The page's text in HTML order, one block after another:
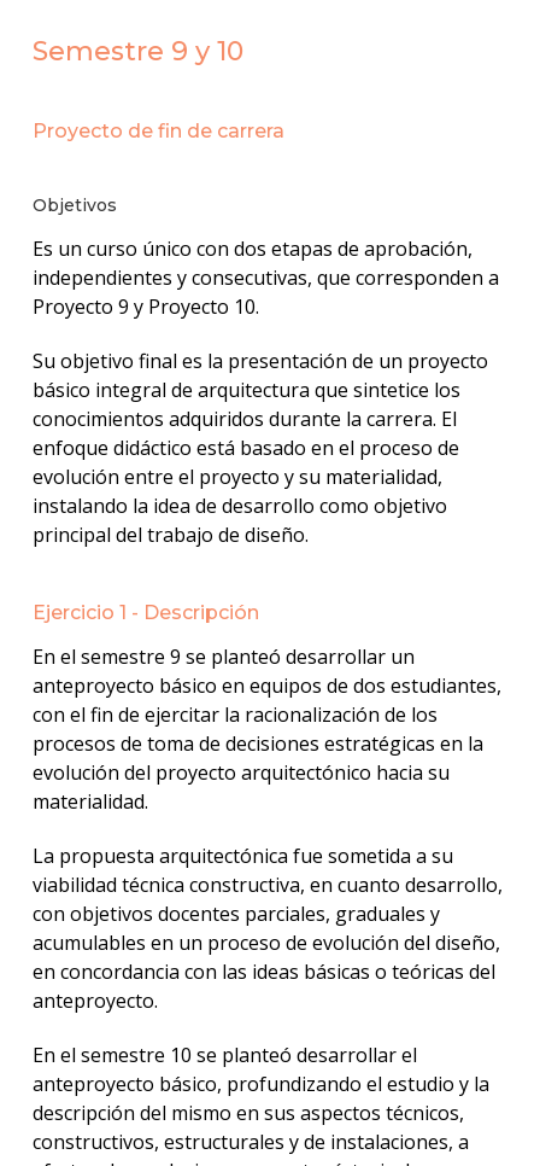
Semestre 9 y 10
Proyecto de fin de carrera
Objetivos
Es un curso único con dos etapas de aprobación,
independientes y consecutivas, que corresponden a
Proyecto 9 y Proyecto 10.
Su objetivo final es la presentación de un proyecto
básico integral de arquitectura que sintetice los
conocimientos adquiridos durante la carrera. El
enfoque didáctico está basado en el proceso de
evolución entre el proyecto y su materialidad,
instalando la idea de desarrollo como objetivo
principal del trabajo de diseño.
Ejercicio 1 - Descripción
En el semestre 9 se planteó desarrollar un
anteproyecto básico en equipos de dos estudiantes,
con el fin de ejercitar la racionalización de los
procesos de toma de decisiones estratégicas en la
evolución del proyecto arquitectónico hacia su
materialidad.
La propuesta arquitectónica fue sometida a su
viabilidad técnica constructiva, en cuanto desarrollo,
con objetivos docentes parciales, graduales y
acumulables en un proceso de evolución del diseño,
en concordancia con las ideas básicas o teóricas del
anteproyecto.
En el semestre 10 se planteó desarrollar el
anteproyecto básico, profundizando el estudio y la
descripción del mismo en sus aspectos técnicos,
constructivos, estructurales y de instalaciones, a